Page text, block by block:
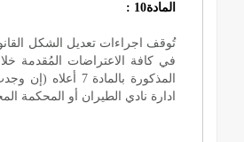
المادة10 :
تُوقف اجراءات تعديل الشكل
في كافة الاعتراضات المُقدمة خلال
المذكورة بالمادة 7
ادارة نادي الطيران أو المحكمة